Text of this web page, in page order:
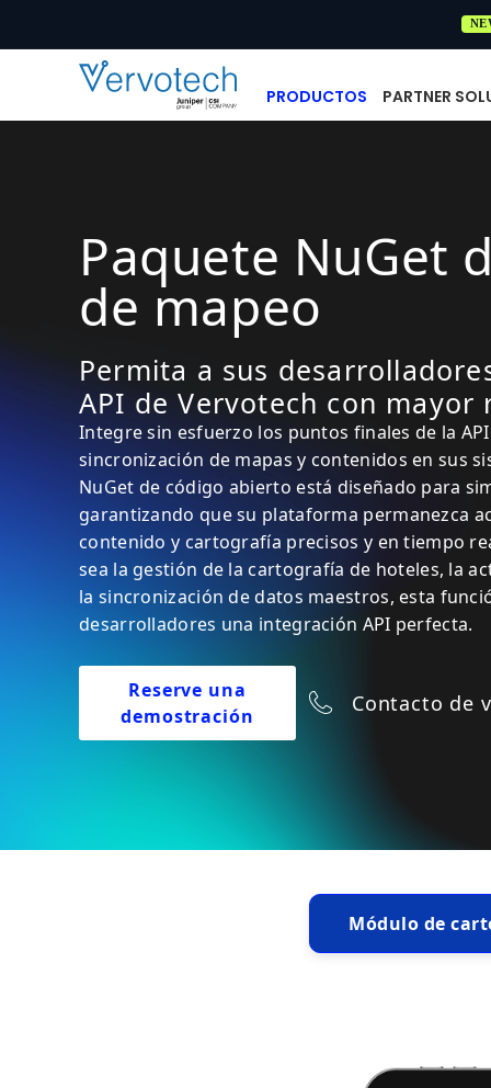
PRODUCTOS PARTNER
Paquete NuGet
de mapeo
Permita a sus
API de Vervotech con mayor
Integre sin esfuerzo los puntos finales de la
sincronización de mapas y contenidos en sus
NuGet de código abierto está diseñado para
garantizando que su plataforma permanezca
contenido y cartografía precisos y en tiempo
sea la gestión de la cartografía de hoteles, la
la sincronización de datos maestros, esta
desarrolladores una integración API perfecta.
Reserve una
demostración
Contacto de
Módulo de